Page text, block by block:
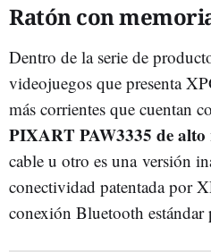
Ratón con
Dentro de la serie de
videojuegos que presenta
más corrientes que cuentan
PIXART PAW3335 de
cable u otro es una versión
conectividad patentada por
conexión Bluetooth estándar